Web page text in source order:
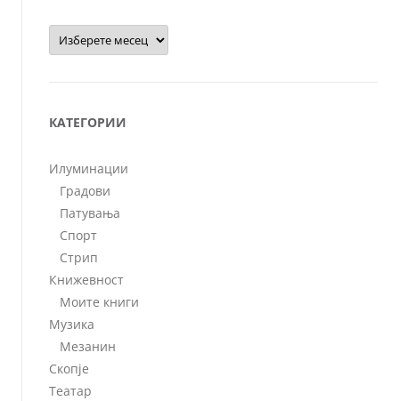
Архиви
КАТЕГОРИИ
Илуминации
Градови
Патувања
Спорт
Стрип
Книжевност
Моите книги
Музика
Мезанин
Скопје
Театар